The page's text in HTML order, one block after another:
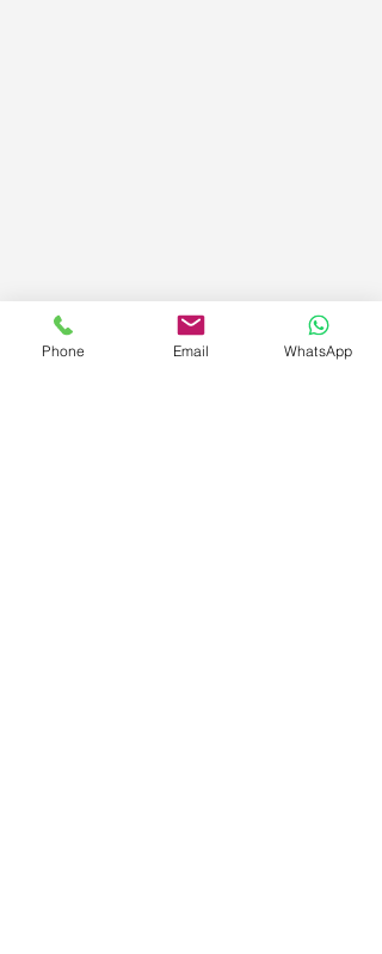
Phone Email WhatsApp